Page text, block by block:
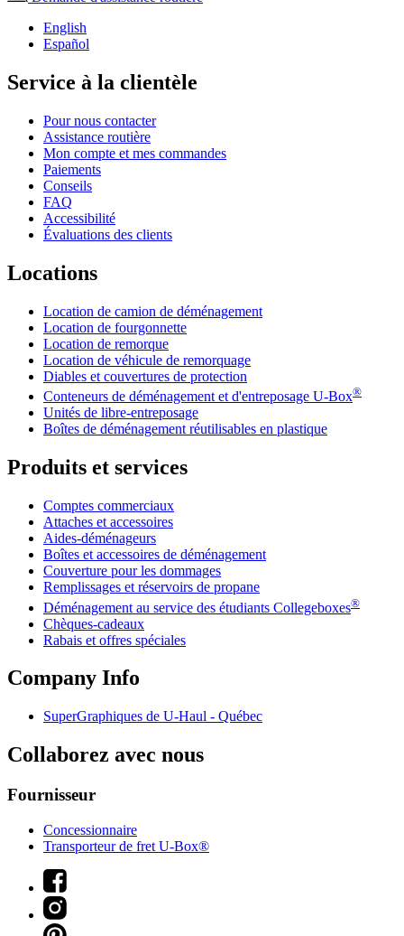
English
Español
Service à la clientèle
Pour nous contacter
Assistance routière
Mon compte et mes commandes
Paiements
Conseils
FAQ
Accessibilité
Évaluations des clients
Locations
Location de camion de déménagement
Location de fourgonnette
Location de remorque
Location de véhicule de remorquage
Diables et couvertures de protection
Conteneurs de déménagement et d'entreposage U-Box®
Unités de libre-entreposage
Boîtes de déménagement réutilisables en plastique
Produits et services
Comptes commerciaux
Attaches et accessoires
Aides-déménageurs
Boîtes et accessoires de déménagement
Couverture pour les dommages
Remplissages et réservoirs de propane
Déménagement au service des étudiants Collegeboxes®
Chèques-cadeaux
Rabais et offres spéciales
Company Info
SuperGraphiques de U-Haul - Québec
Collaborez avec nous
Fournisseur
Concessionnaire
Transporteur de fret U-Box®